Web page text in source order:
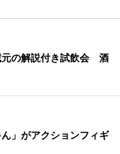
元の解説付き試飲会 酒
」がアクションフィギ